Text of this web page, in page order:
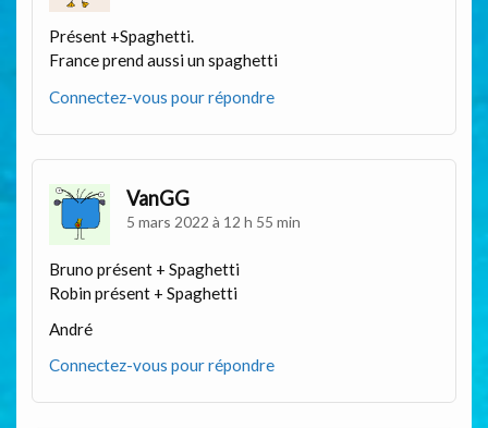
Présent +Spaghetti.
France prend aussi un spaghetti
Connectez-vous pour répondre
VanGG
5 mars 2022 à 12 h 55 min
Bruno présent + Spaghetti
Robin présent + Spaghetti
André
Connectez-vous pour répondre